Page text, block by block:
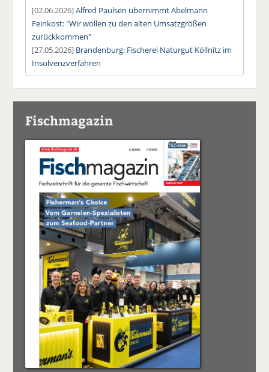
[02.06.2026]Alfred Paulsen übernimmt Abelmann
Feinkost: "Wir wollen zu den alten Umsatzgrößen
zurückkommen"
[27.05.2026] Brandenburg: Fischerei Naturgut Köllnitz im
Insolvenzverfahren
Fischmagazin